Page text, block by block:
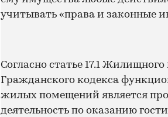
учитывать «права и законные
Согласно статье 17.1 Жилищного
Гражданского кодекса
жилых помещений является
деятельность по оказанию